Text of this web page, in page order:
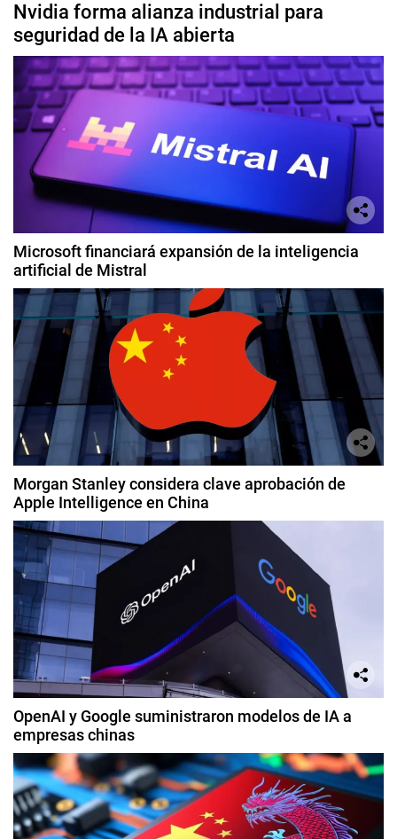
Nvidia forma alianza industrial para
seguridad de la IA abierta
Microsoft financiará expansión de la inteligencia
artificial de Mistral
Morgan Stanley considera clave aprobación de
Apple Intelligence en China
OpenAI y Google suministraron modelos de IA a
empresas chinas